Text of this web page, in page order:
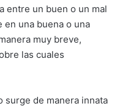
entre un buen o un mal
en una buena o una
muy breve,
las cuales
surge de manera innata